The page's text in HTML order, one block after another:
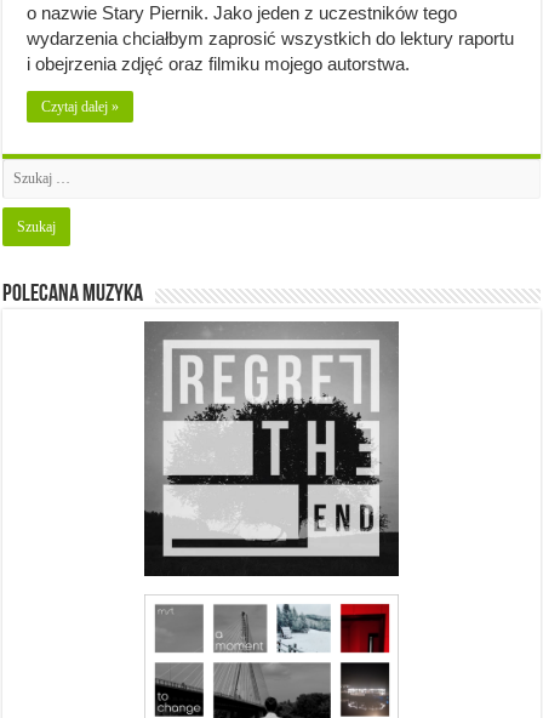
o nazwie Stary Piernik. Jako jeden z uczestników tego
wydarzenia chciałbym zaprosić wszystkich do lektury raportu
i obejrzenia zdjęć oraz filmiku mojego autorstwa.
Czytaj dalej »
Polecana muzyka